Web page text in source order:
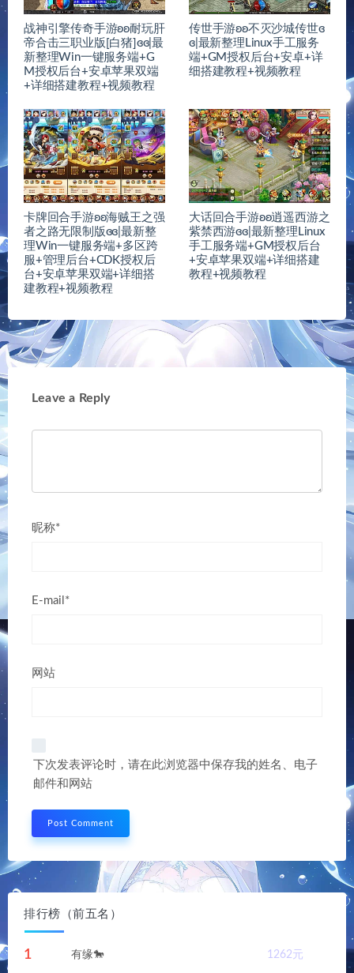
战神引擎传奇手游ʚʚ耐玩肝
帝合击三职业版[白猪]ɞɞ|最
新整理Win一键服务端+G
M授权后台+安卓苹果双端
+详细搭建教程+视频教程
传世手游ʚʚ不灭沙城传世ɞ
ɞ|最新整理Linux手工服务
端+GM授权后台+安卓+详
细搭建教程+视频教程
卡牌回合手游ʚʚ海贼王之强
者之路无限制版ɞɞ|最新整
理Win一键服务端+多区跨
服+管理后台+CDK授权后
台+安卓苹果双端+详细搭
建教程+视频教程
大话回合手游ʚʚ逍遥西游之
紫禁西游ɞɞ|最新整理Linux
手工服务端+GM授权后台
+安卓苹果双端+详细搭建
教程+视频教程
Leave a Reply
昵称*
E-mail*
网站
下次发表评论时，请在此浏览器中保存我的姓名、电子
邮件和网站
排行榜（前五名）
1 有缘🐎 1262元